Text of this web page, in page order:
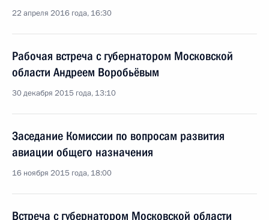
22 апреля 2016 года, 16:30
Рабочая встреча с губернатором Московской
области Андреем Воробьёвым
30 декабря 2015 года, 13:10
Заседание Комиссии по вопросам развития
авиации общего назначения
16 ноября 2015 года, 18:00
Встреча с губернатором Московской области